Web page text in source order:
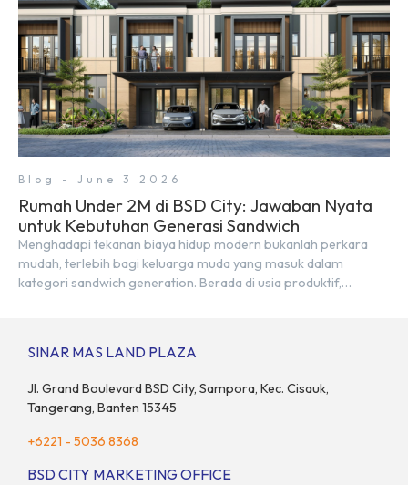
Blog - June 3 2026
Rumah Under 2M di BSD City: Jawaban Nyata
untuk Kebutuhan Generasi Sandwich
Menghadapi tekanan biaya hidup modern bukanlah perkara
mudah, terlebih bagi keluarga muda yang masuk dalam
kategori sandwich generation. Berada di usia produktif,
Fenomena urban ini kian marak di kota-kota besar, termasuk di
SINAR MAS LAND PLAZA
Jl. Grand Boulevard BSD City, Sampora, Kec. Cisauk,
Tangerang, Banten 15345
+6221 - 5036 8368
BSD CITY MARKETING OFFICE